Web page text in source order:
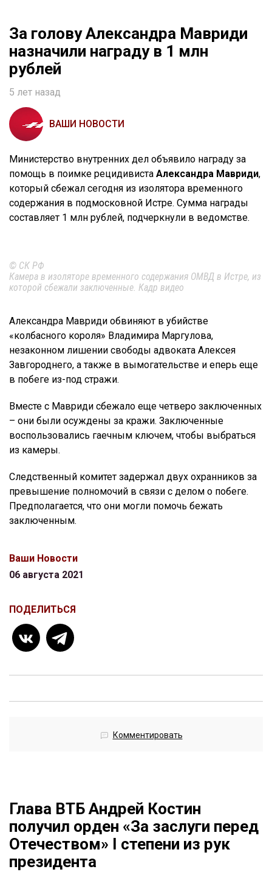
За голову Александра Мавриди
назначили награду в 1 млн
рублей
5 лет назад
ВАШИ НОВОСТИ
Министерство внутренних дел объявило награду за
помощь в поимке рецидивиста Александра Мавриди,
который сбежал сегодня из изолятора временного
содержания в подмосковной Истре. Сумма награды
составляет 1 млн рублей, подчеркнули в ведомстве.
© СК РФ
Камера в изоляторе временного содержания ОМВД в Истре, из
которой сбежали заключенные. Кадр видео
Александра Мавриди обвиняют в убийстве
«колбасного короля» Владимира Маргулова,
незаконном лишении свободы адвоката Алексея
Завгороднего, а также в вымогательстве и еперь еще
в побеге из-под стражи.
Вместе с Мавриди сбежало еще четверо заключенных
– они были осуждены за кражи. Заключенные
воспользовались гаечным ключем, чтобы выбраться
из камеры.
Следственный комитет задержал двух охранников за
превышение полномочий в связи с делом о побеге.
Предполагается, что они могли помочь бежать
заключенным.
Ваши Новости
06 августа 2021
ПОДЕЛИТЬСЯ
Комментировать
Глава ВТБ Андрей Костин
получил орден «За заслуги перед
Отечеством» I степени из рук
президента